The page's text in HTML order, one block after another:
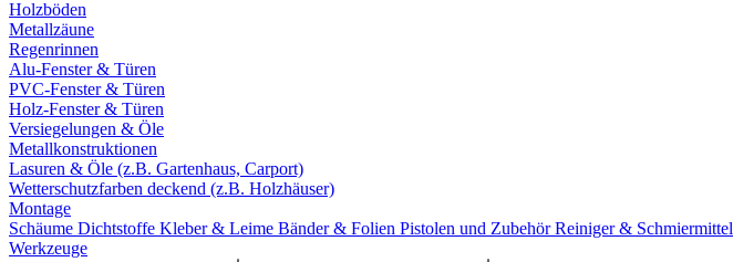
Holzböden
Metallzäune
Regenrinnen
Alu-Fenster & Türen
PVC-Fenster & Türen
Holz-Fenster & Türen
Versiegelungen & Öle
Metallkonstruktionen
Lasuren & Öle (z.B. Gartenhaus, Carport)
Wetterschutzfarben deckend (z.B. Holzhäuser)
Montage
Schäume Dichtstoffe Kleber & Leime Bänder & Folien Pistolen und ZubehörReiniger & Schmiermittel
Werkzeuge